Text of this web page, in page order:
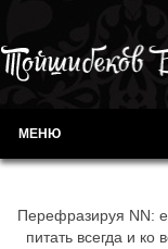
МЕНЮ
Перефразируя NN:
питать всегда и ко